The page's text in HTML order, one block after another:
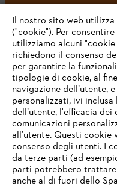
L’azienda
STIHL FAQ
Il nostro sito web
("cookie"). Per
utilizziamo alcuni
richiedono il consenso
per garantire la
tipologie di cookie, al
navigazione dell’utente,
personalizzati, ivi
dell’utente, l'efficacia
comunicazioni
all’utente. Questi
consenso degli utenti. I
da terze parti (ad
parti potrebbero
anche al di fuori dello